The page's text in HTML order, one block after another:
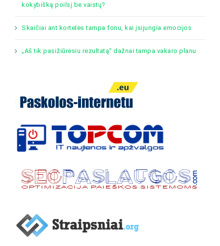
kokybišką poilsį be vaistų?
Skaičiai ant kortelės tampa fonu, kai įsijungia emocijos
„Aš tik pasižiūrėsiu rezultatą“ dažnai tampa vakaro planu